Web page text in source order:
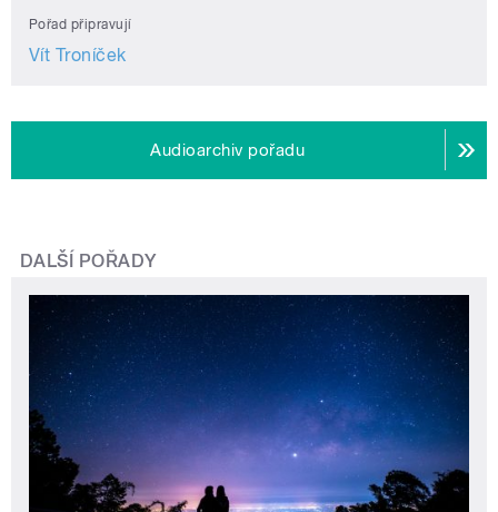
Pořad připravují
Vít Troníček
Audioarchiv pořadu
DALŠÍ POŘADY